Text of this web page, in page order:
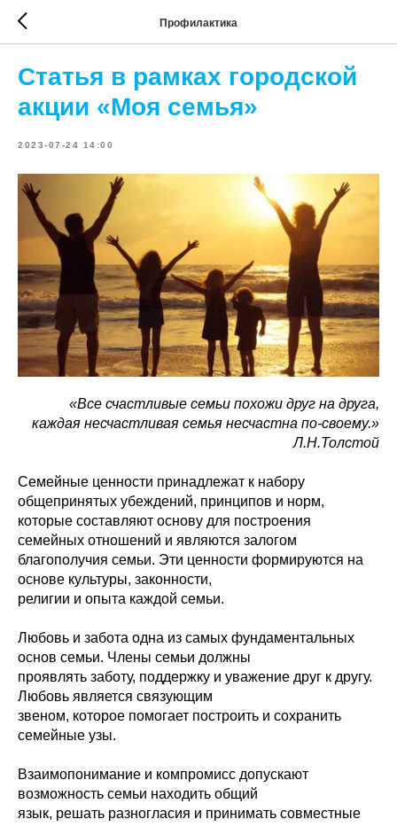
Профилактика
Статья в рамках городской
акции «Моя семья»
2023-07-24 14:00
«Все счастливые семьи похожи друг на друга,
каждая несчастливая семья несчастна по-своему.»
Л.Н.Толстой
Семейные ценности принадлежат к набору
общепринятых убеждений, принципов и норм,
которые составляют основу для построения
семейных отношений и являются залогом
благополучия семьи. Эти ценности формируются на
основе культуры, законности,
религии и опыта каждой семьи.
Любовь и забота одна из самых фундаментальных
основ семьи. Члены семьи должны
проявлять заботу, поддержку и уважение друг к другу.
Любовь является связующим
звеном, которое помогает построить и сохранить
семейные узы.
Взаимопонимание и компромисс допускают
возможность семьи находить общий
язык, решать разногласия и принимать совместные